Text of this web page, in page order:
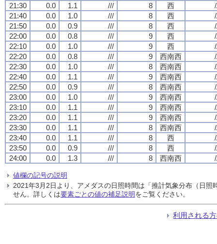
21:30
0.0 1.1 /// 8 西
21:40
0.0 1.0 /// 8 西
21:50
0.0 0.9 /// 8 西
22:00
0.0 0.8 /// 9 西
22:10
0.0 1.0 /// 9 西
22:20
0.0 0.8 /// 9 西南西
22:30
0.0 1.0 /// 8 西南西
22:40
0.0 1.1 /// 9 西南西
22:50
0.0 0.9 /// 8 西南西
23:00
0.0 1.0 /// 9 西南西
23:10
0.0 1.1 /// 9 西南西
23:20
0.0 1.1 /// 9 西南西
23:30
0.0 1.1 /// 8 西南西
23:40
0.0 1.1 /// 8 西
23:50
0.0 0.9 /// 8 西
24:00
0.0 1.3 /// 8 西南西
値欄の記号の説明
2021年3月2日より、アメダスの日照時間は「推計気象分布（日
せん。詳しくは要素ごとの値の補足説明をご覧ください。
利用される